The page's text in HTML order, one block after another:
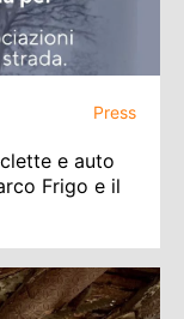
Press
e auto
Frigo e il